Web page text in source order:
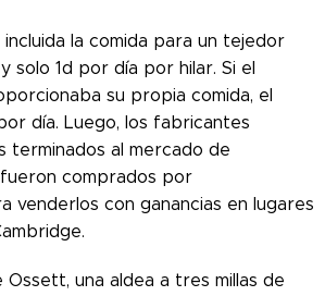
incluida la comida para un tejedor
solo 1d por día por hilar. Si el
su propia comida, el
día. Luego, los fabricantes
terminados al mercado de
comprados por
venderlos con ganancias en lugares
una aldea a tres millas de